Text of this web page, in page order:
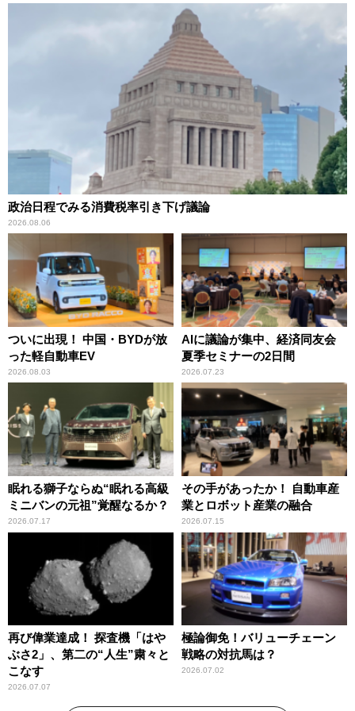
政治日程でみる消費税率引き下げ議論
2026.08.06
ついに出現！ 中国・BYDが放
った軽自動車EV
2026.08.03
AIに議論が集中、経済同友会
夏季セミナーの2日間
2026.07.23
眠れる獅子ならぬ“眠れる高級
ミニバンの元祖”覚醒なるか？
2026.07.17
その手があったか！ 自動車産
業とロボット産業の融合
2026.07.15
再び偉業達成！ 探査機「はや
ぶさ2」、第二の“人生”粛々と
こなす
2026.07.07
極論御免！バリューチェーン
戦略の対抗馬は？
2026.07.02